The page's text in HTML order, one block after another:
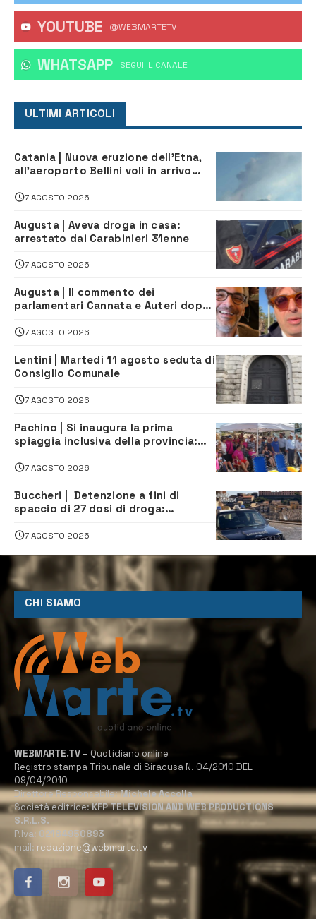
YOUTUBE @WEBMARTETV
WHATSAPP ‎SEGUI IL CANALE
ULTIMI ARTICOLI
Catania | Nuova eruzione dell’Etna,
all’aeroporto Bellini voli in arrivo
7 AGOSTO 2026
Augusta | Aveva droga in casa:
arrestato dai Carabinieri 31enne
7 AGOSTO 2026
Augusta | Il commento dei
parlamentari Cannata e Auteri dopo
depuratore
7 AGOSTO 2026
Lentini | Martedì 11 agosto seduta di
Consiglio Comunale
7 AGOSTO 2026
Pachino | Si inaugura la prima
spiaggia inclusiva della provincia:
tutti
7 AGOSTO 2026
Buccheri | Detenzione a fini di
spaccio di 27 dosi di droga:
7 AGOSTO 2026
CHI SIAMO
WEBMARTE.TV – Quotidiano online
Registro stampa Tribunale di Siracusa N. 04/2010 DEL
09/04/2010
Direttore Responsabile:Michele Accolla
Società editrice:KFP TELEVISION AND WEB PRODUCTIONS
S.R.L.S.
P.Iva: 02184950893
mail: redazione@webmarte.tv